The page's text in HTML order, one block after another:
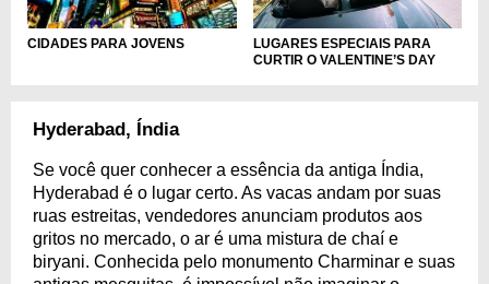
CIDADES PARA JOVENS
LUGARES ESPECIAIS PARA
CURTIR O VALENTINE’S DAY
Hyderabad, Índia
Se você quer conhecer a essência da antiga Índia,
Hyderabad é o lugar certo. As vacas andam por suas
ruas estreitas, vendedores anunciam produtos aos
gritos no mercado, o ar é uma mistura de chaí e
biryani. Conhecida pelo monumento Charminar e suas